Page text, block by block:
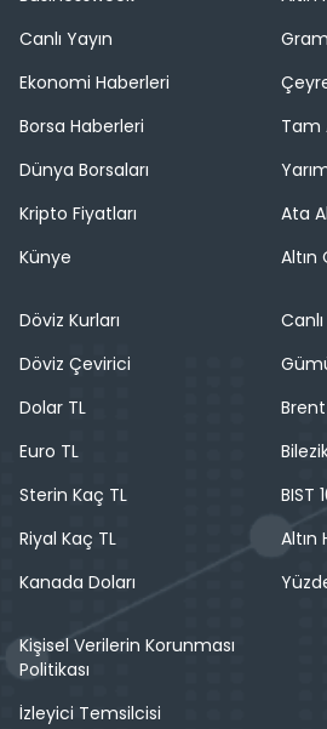
Canlı Yayın
Ekonomi Haberleri
Borsa Haberleri
Dünya Borsaları
Kripto Fiyatları
Künye
Tam
Ata
Altın
Döviz Kurları
Döviz Çevirici
Dolar TL
Euro TL
Sterin Kaç TL
Riyal Kaç TL
Kanada Doları
BIST
Altın
Kişisel Verilerin Korunması
Politikası
İzleyici Temsilcisi